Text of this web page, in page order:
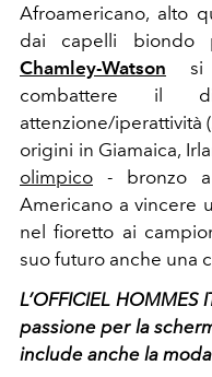
Afroamericano, alto
dai capelli biondo
Chamley-Watson
combattere il
attenzione/iperattività
origini in Giamaica,
olimpico - bronzo
Americano a vincere
nel fioretto ai
suo futuro anche una
L’OFFICIEL
passione per la
include anche la